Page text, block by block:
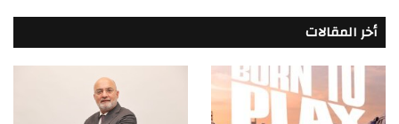
أخر المقالات